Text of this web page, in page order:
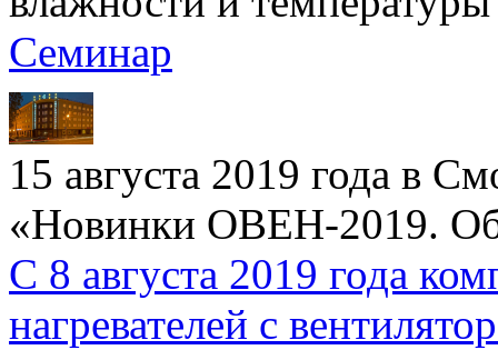
Семинар
15 августа 2019 года в
«Новинки ОВЕН-2019.
С 8 августа 2019 года
нагревателей с